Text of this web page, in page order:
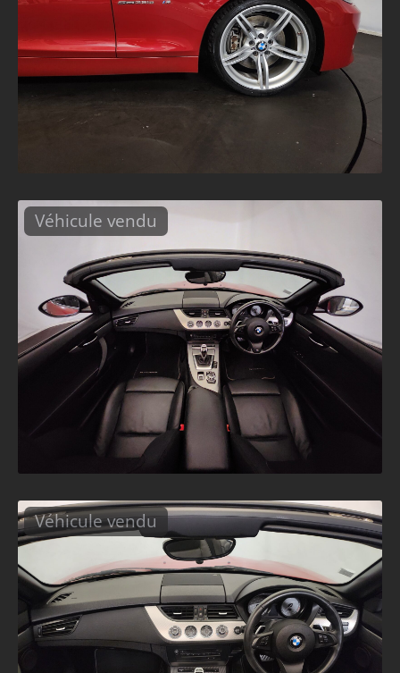
Véhicule vendu
Véhicule vendu